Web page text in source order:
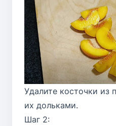
Удалите косточки из
их дольками.
Шаг 2: